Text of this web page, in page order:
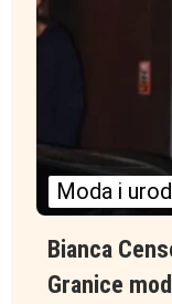
Moda i
Bianca
Granice